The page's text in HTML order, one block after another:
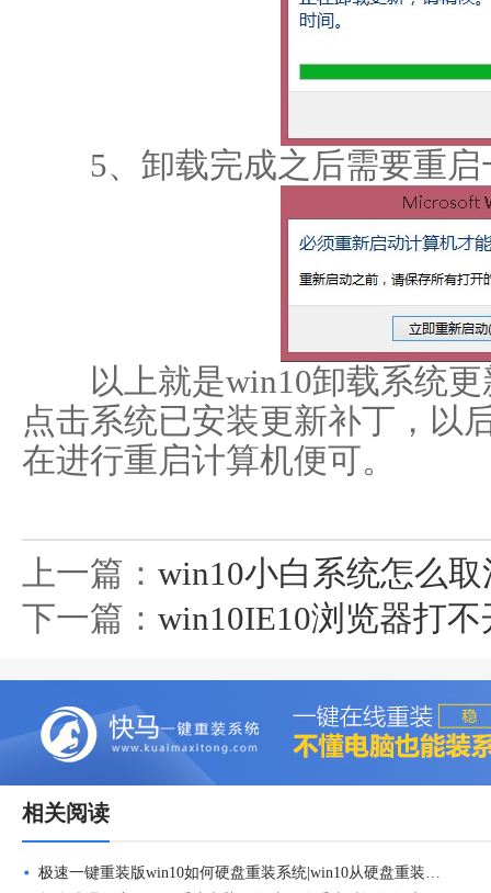
5、卸载完成之后需要重启
以上就是win10卸载系统更
点击系统已安装更新补丁，以
在进行重启计算机便可。
上一篇： win10小白系统怎么
下一篇： win10IE10浏览器打
相关阅读
极速一键重装版win10如何硬盘重装系统|win10从硬盘重装系统方法